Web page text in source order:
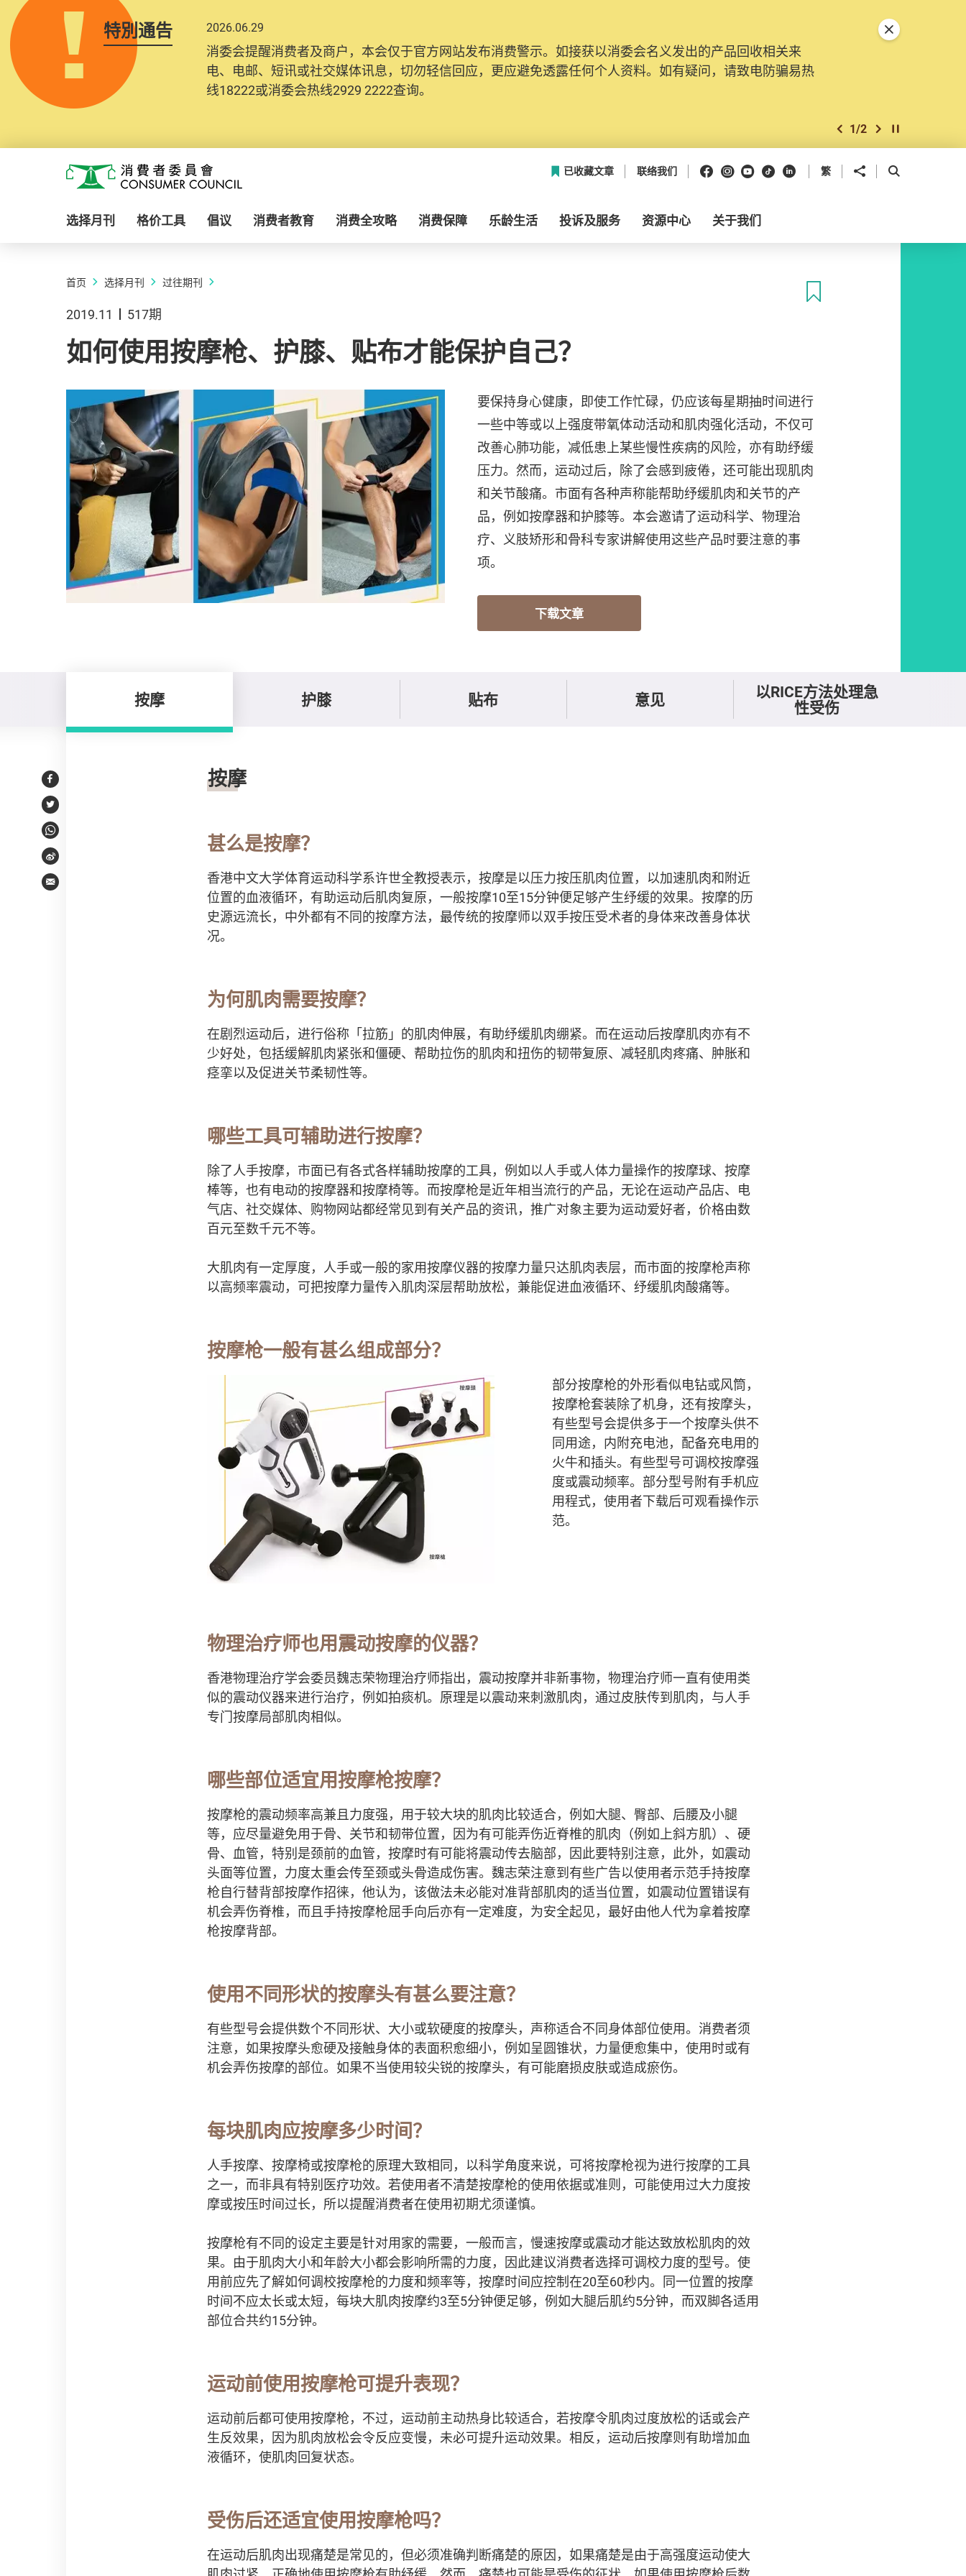
特別通告 2026.06.29
消委会提醒消费者及商户，本会仅于官方网站发布消费警示。如接获以消委会名义发出的产品回收相关来
电、电邮、短讯或社交媒体讯息，切勿轻信回应，更应避免透露任何个人资料。如有疑问，请致电防骗易热
线18222或消委会热线2929 2222查询。
上一个
1/2 下一个开始/暂停幻灯
关闭特別通告
消费者委员会
已收藏文章 联络我们 Facebook
Instagram
Youtube
抖音领英 繁 分享到 开启搜寻框
选择月刊 格价工具 倡议 消费者教育 消费全攻略 消费保障 乐龄生活 投诉及服务 资源中心 关于我们
首页 选择月刊 过往期刊
2019.11 517期
如何使用按摩枪、护膝、贴布才能保护自己？
要保持身心健康，即使工作忙碌，仍应该每星期抽时间进行
一些中等或以上强度带氧体动活动和肌肉强化活动，不仅可
改善心肺功能，减低患上某些慢性疾病的风险，亦有助纾缓
压力。然而，运动过后，除了会感到疲倦，还可能出现肌肉
和关节酸痛。市面有各种声称能帮助纾缓肌肉和关节的产
品，例如按摩器和护膝等。本会邀请了运动科学、物理治
疗、义肢矫形和骨科专家讲解使用这些产品时要注意的事
项。
下载文章
按摩 护膝 贴布 意见 以RICE方法处理急
性受伤
Facebook
Twitter
WhatsApp
Weibo
Email
按摩
按摩
甚么是按摩？
香港中文大学体育运动科学系许世全教授表示，按摩是以压力按压肌肉位置，以加速肌肉和附近
位置的血液循环，有助运动后肌肉复原，一般按摩10至15分钟便足够产生纾缓的效果。按摩的历
史源远流长，中外都有不同的按摩方法，最传统的按摩师以双手按压受术者的身体来改善身体状
况。
为何肌肉需要按摩？
在剧烈运动后，进行俗称「拉筋」的肌肉伸展，有助纾缓肌肉绷紧。而在运动后按摩肌肉亦有不
少好处，包括缓解肌肉紧张和僵硬、帮助拉伤的肌肉和扭伤的韧带复原、减轻肌肉疼痛、肿胀和
痉挛以及促进关节柔韧性等。
哪些工具可辅助进行按摩？
除了人手按摩，市面已有各式各样辅助按摩的工具，例如以人手或人体力量操作的按摩球、按摩
棒等，也有电动的按摩器和按摩椅等。而按摩枪是近年相当流行的产品，无论在运动产品店、电
气店、社交媒体、购物网站都经常见到有关产品的资讯，推广对象主要为运动爱好者，价格由数
百元至数千元不等。
大肌肉有一定厚度，人手或一般的家用按摩仪器的按摩力量只达肌肉表层，而市面的按摩枪声称
以高频率震动，可把按摩力量传入肌肉深层帮助放松，兼能促进血液循环、纾缓肌肉酸痛等。
按摩枪一般有甚么组成部分？
部分按摩枪的外形看似电钻或风筒，
按摩枪套装除了机身，还有按摩头，
有些型号会提供多于一个按摩头供不
同用途，内附充电池，配备充电用的
火牛和插头。有些型号可调校按摩强
度或震动频率。部分型号附有手机应
用程式，使用者下载后可观看操作示
范。
物理治疗师也用震动按摩的仪器？
香港物理治疗学会委员魏志荣物理治疗师指出，震动按摩并非新事物，物理治疗师一直有使用类
似的震动仪器来进行治疗，例如拍痰机。原理是以震动来刺激肌肉，通过皮肤传到肌肉，与人手
专门按摩局部肌肉相似。
哪些部位适宜用按摩枪按摩？
按摩枪的震动频率高兼且力度强，用于较大块的肌肉比较适合，例如大腿、臀部、后腰及小腿
等，应尽量避免用于骨、关节和韧带位置，因为有可能弄伤近脊椎的肌肉（例如上斜方肌）、硬
骨、血管，特别是颈前的血管，按摩时有可能将震动传去脑部，因此要特别注意，此外，如震动
头面等位置，力度太重会传至颈或头骨造成伤害。魏志荣注意到有些广告以使用者示范手持按摩
枪自行替背部按摩作招徕，他认为，该做法未必能对准背部肌肉的适当位置，如震动位置错误有
机会弄伤脊椎，而且手持按摩枪屈手向后亦有一定难度，为安全起见，最好由他人代为拿着按摩
枪按摩背部。
使用不同形状的按摩头有甚么要注意？
有些型号会提供数个不同形状、大小或软硬度的按摩头，声称适合不同身体部位使用。消费者须
注意，如果按摩头愈硬及接触身体的表面积愈细小，例如呈圆锥状，力量便愈集中，使用时或有
机会弄伤按摩的部位。如果不当使用较尖锐的按摩头，有可能磨损皮肤或造成瘀伤。
每块肌肉应按摩多少时间？
人手按摩、按摩椅或按摩枪的原理大致相同，以科学角度来说，可将按摩枪视为进行按摩的工具
之一，而非具有特别医疗功效。若使用者不清楚按摩枪的使用依据或准则，可能使用过大力度按
摩或按压时间过长，所以提醒消费者在使用初期尤须谨慎。
按摩枪有不同的设定主要是针对用家的需要，一般而言，慢速按摩或震动才能达致放松肌肉的效
果。由于肌肉大小和年龄大小都会影响所需的力度，因此建议消费者选择可调校力度的型号。使
用前应先了解如何调校按摩枪的力度和频率等，按摩时间应控制在20至60秒内。同一位置的按摩
时间不应太长或太短，每块大肌肉按摩约3至5分钟便足够，例如大腿后肌约5分钟，而双脚各适用
部位合共约15分钟。
运动前使用按摩枪可提升表现？
运动前后都可使用按摩枪，不过，运动前主动热身比较适合，若按摩令肌肉过度放松的话或会产
生反效果，因为肌肉放松会令反应变慢，未必可提升运动效果。相反，运动后按摩则有助增加血
液循环，使肌肉回复状态。
受伤后还适宜使用按摩枪吗？
在运动后肌肉出现痛楚是常见的，但必须准确判断痛楚的原因，如果痛楚是由于高强度运动使大